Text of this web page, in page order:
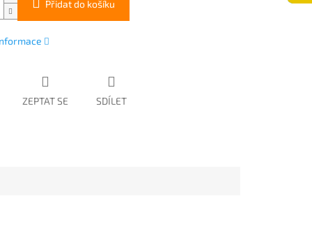
Přidat do košíku
ZEPTAT SE SDÍLET